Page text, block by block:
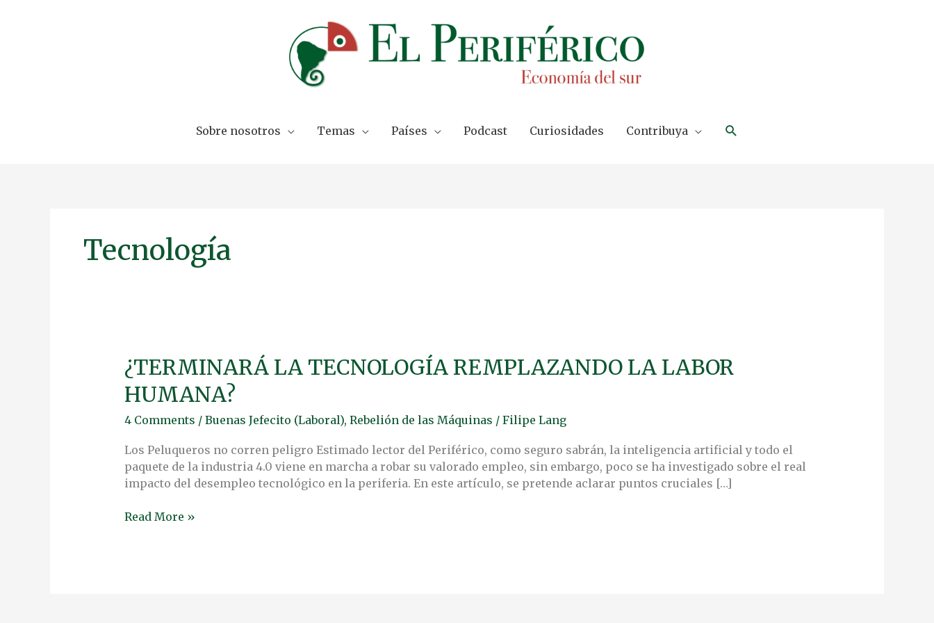
Sobre nosotros Temas Países Podcast Curiosidades Contribuya Search
Tecnología
¿TERMINARÁ LA TECNOLOGÍA REMPLAZANDO LA LABOR
HUMANA?
4 Comments / Buenas Jefecito (Laboral), Rebelión de las Máquinas / Filipe Lang
Los Peluqueros no corren peligro Estimado lector del Periférico, como seguro sabrán, la inteligencia artificial y todo el
paquete de la industria 4.0 viene en marcha a robar su valorado empleo, sin embargo, poco se ha investigado sobre el real
impacto del desempleo tecnológico en la periferia. En este artículo, se pretende aclarar puntos cruciales […]
¿TERMINARÁ
LA
TECNOLOGÍA
LA
LABOR
HUMANA?
Read More »